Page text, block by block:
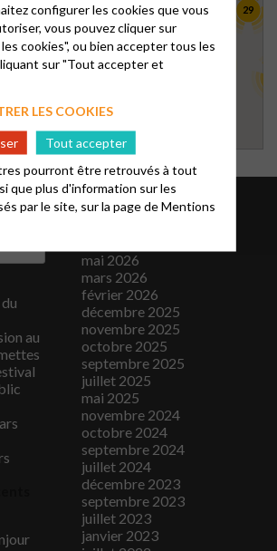
138
29
28
22
au
Archives
mai 2026
mars 2026
février 2026
décembre 2025
novembre 2025
octobre 2025
septembre 2025
juillet 2025
mai 2025
novembre 2024
octobre 2024
septembre 2024
juillet 2024
décembre 2023
septembre 2023
juillet 2023
janvier 2023
configurer les cookies que vous
vous pouvez cliquer sur
cookies", ou bien accepter tous les
sur "Tout accepter et
LES COOKIES
Tout accepter
pourront être retrouvés à tout
que plus d'information sur les
par le site, sur la page deMentions